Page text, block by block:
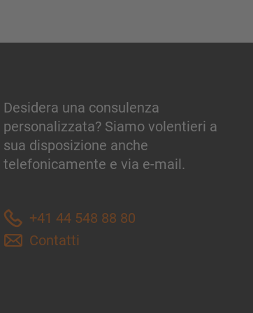
Desidera una consulenza
personalizzata? Siamo volentieri a
sua disposizione anche
telefonicamente e via e-mail.
+41 44 548 88 80
Contatti